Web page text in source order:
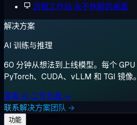
远程工作站 永不休眠的桌面
解决方案
AI 训练与推理
60 分钟从想法到上线模型。每个
PyTorch、CUDA、vLLM 和 TGI 镜像。
查看 AI 工作负载 →
联系解决方案团队 →